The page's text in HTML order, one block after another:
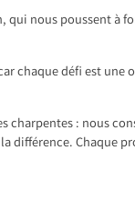
qui nous poussent à
chaque défi est une
charpentes : nous
différence. Chaque